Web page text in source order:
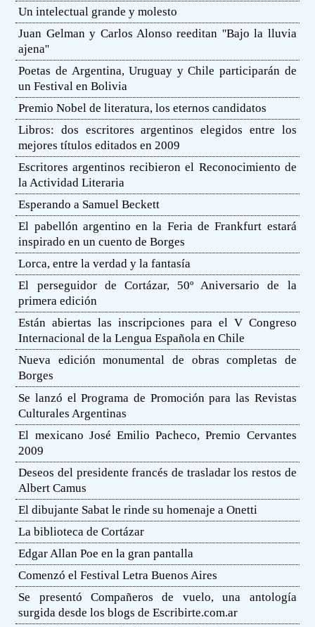
Un intelectual grande y molesto
Juan Gelman y Carlos Alonso reeditan ''Bajo la lluvia
ajena''
Poetas de Argentina, Uruguay y Chile participarán de
un Festival en Bolivia
Premio Nobel de literatura, los eternos candidatos
Libros: dos escritores argentinos elegidos entre los
mejores títulos editados en 2009
Escritores argentinos recibieron el Reconocimiento de
la Actividad Literaria
Esperando a Samuel Beckett
El pabellón argentino en la Feria de Frankfurt estará
inspirado en un cuento de Borges
Lorca, entre la verdad y la fantasía
El perseguidor de Cortázar, 50º Aniversario de la
primera edición
Están abiertas las inscripciones para el V Congreso
Internacional de la Lengua Española en Chile
Nueva edición monumental de obras completas de
Borges
Se lanzó el Programa de Promoción para las Revistas
Culturales Argentinas
El mexicano José Emilio Pacheco, Premio Cervantes
2009
Deseos del presidente francés de trasladar los restos de
Albert Camus
El dibujante Sabat le rinde su homenaje a Onetti
La biblioteca de Cortázar
Edgar Allan Poe en la gran pantalla
Comenzó el Festival Letra Buenos Aires
Se presentó Compañeros de vuelo, una antología
surgida desde los blogs de Escribirte.com.ar